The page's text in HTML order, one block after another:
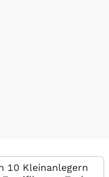
10 Kleinanlegern